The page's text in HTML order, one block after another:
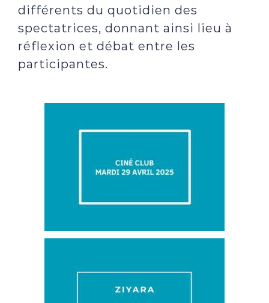
différents du quotidien des
spectatrices, donnant ainsi lieu à
réflexion et débat entre les
participantes.